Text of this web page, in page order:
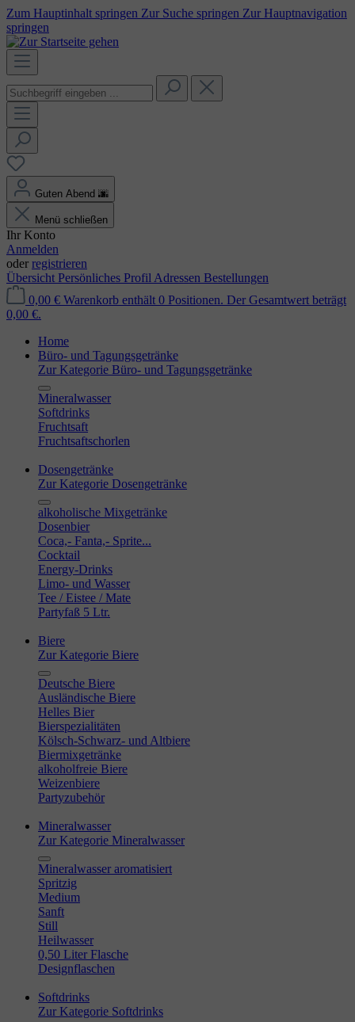
Zum Hauptinhalt springen Zur Suche springen Zur Hauptnavigation
springen
Guten Abend 🌆
Menü schließen
Ihr Konto
Anmelden
oder registrieren
Übersicht Persönliches Profil Adressen Bestellungen
0,00 € Warenkorb enthält 0 Positionen. Der Gesamtwert beträgt
0,00 €.
Home
Büro- und Tagungsgetränke
Zur Kategorie Büro- und Tagungsgetränke
Mineralwasser
Softdrinks
Fruchtsaft
Fruchtsaftschorlen
Dosengetränke
Zur Kategorie Dosengetränke
alkoholische Mixgetränke
Dosenbier
Coca,- Fanta,- Sprite...
Cocktail
Energy-Drinks
Limo- und Wasser
Tee / Eistee / Mate
Partyfaß 5 Ltr.
Biere
Zur Kategorie Biere
Deutsche Biere
Ausländische Biere
Helles Bier
Bierspezialitäten
Kölsch-Schwarz- und Altbiere
Biermixgetränke
alkoholfreie Biere
Weizenbiere
Partyzubehör
Mineralwasser
Zur Kategorie Mineralwasser
Mineralwasser aromatisiert
Spritzig
Medium
Sanft
Still
Heilwasser
0,50 Liter Flasche
Designflaschen
Softdrinks
Zur Kategorie Softdrinks